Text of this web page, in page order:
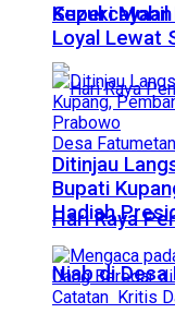
Hari Raya
Niab di Desa
Suzuki Mobil
Loyal Lewat
Ditinjau
Bupati
Hadiah